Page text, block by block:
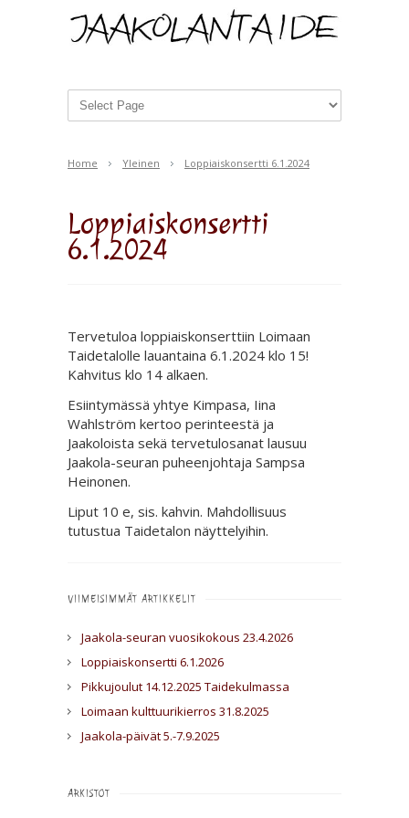
Home Yleinen Loppiaiskonsertti 6.1.2024
Loppiaiskonsertti
6.1.2024
Tervetuloa loppiaiskonserttiin Loimaan
Taidetalolle lauantaina 6.1.2024 klo 15!
Kahvitus klo 14 alkaen.
Esiintymässä yhtye Kimpasa, Iina
Wahlström kertoo perinteestä ja
Jaakoloista sekä tervetulosanat lausuu
Jaakola-seuran puheenjohtaja Sampsa
Heinonen.
Liput 10 e, sis. kahvin. Mahdollisuus
tutustua Taidetalon näyttelyihin.
VIIMEISIMMÄT ARTIKKELIT
Jaakola-seuran vuosikokous 23.4.2026
Loppiaiskonsertti 6.1.2026
Pikkujoulut 14.12.2025 Taidekulmassa
Loimaan kulttuurikierros 31.8.2025
Jaakola-päivät 5.-7.9.2025
ARKISTOT